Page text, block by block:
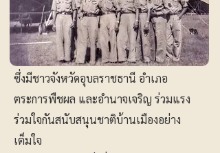
ซึ่งมีชาวจังหวัดอุบลราชธานี อําเภอ
ตระการพืชผล และอำนาจเจริญ ร่วมแรง
ร่วมใจกันสนับสนุนชาติบ้านเมืองอย่าง
เต็มใจ